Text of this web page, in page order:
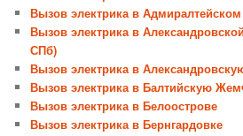
Вызов электрика в
Вызов электрика в
СПб)
Вызов электрика в
Вызов электрика в Балтийскую
Вызов электрика в Белоострове
Вызов электрика в Бернгардовке